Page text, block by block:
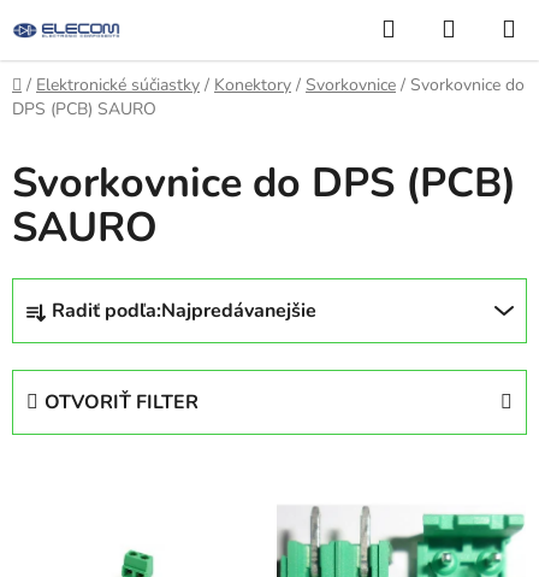
na
obsah
Hľadať
KOŠÍK
Domov
/ Elektronické súčiastky / Konektory / Svorkovnice / Svorkovnice do
DPS (PCB) SAURO
Svorkovnice do DPS (PCB)
SAURO
R
d
Radiť podľa:Najpredávanejšie
OTVORIŤ FILTER